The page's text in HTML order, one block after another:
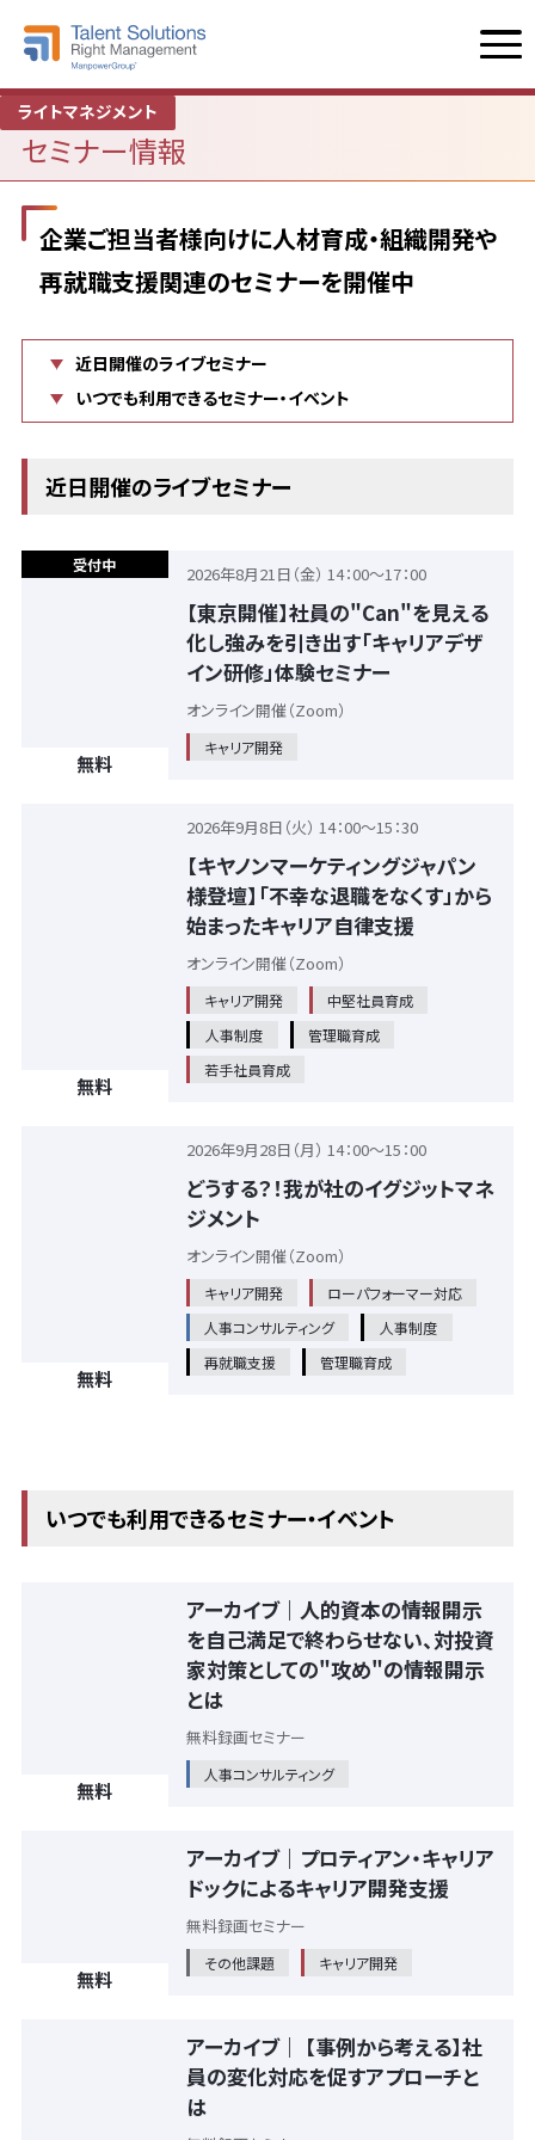
ライトマネジメント
セミナー情報
企業ご担当者様向けに人材育成・組織開発や
再就職支援関連のセミナーを開催中
近日開催のライブセミナー
いつでも利用できるセミナー・イベント
近日開催のライブセミナー
受付中
無料
2026年8月21日（金） 14：00～17：00
【東京開催】社員の"Can"を見える
化し強みを引き出す「キャリアデザ
イン研修」体験セミナー
オンライン開催（Zoom）
キャリア開発
無料
2026年9月8日（火） 14：00～15：30
【キヤノンマーケティングジャパン
様登壇】「不幸な退職をなくす」から
始まったキャリア自律支援
オンライン開催（Zoom）
キャリア開発
中堅社員育成
人事制度
管理職育成
若手社員育成
無料
2026年9月28日（月） 14：00～15：00
どうする？！我が社のイグジットマネ
ジメント
オンライン開催（Zoom）
キャリア開発
ローパフォーマー対応
人事コンサルティング
人事制度
再就職支援
管理職育成
いつでも利用できるセミナー・イベント
無料
アーカイブ｜人的資本の情報開示
を自己満足で終わらせない、対投資
家対策としての"攻め"の情報開示
とは
無料録画セミナー
人事コンサルティング
無料
アーカイブ｜プロティアン・キャリア
ドックによるキャリア開発支援
無料録画セミナー
その他課題 キャリア開発
アーカイブ｜ 【事例から考える】社
員の変化対応を促すアプローチと
は